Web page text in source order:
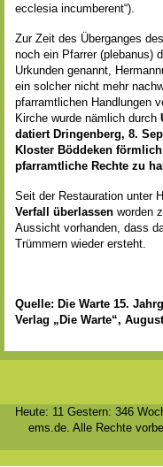
ecclesia incumberent“).
Zur Zeit des Überganges
noch ein Pfarrer (plebanus)
Urkunden genannt,
ein solcher nicht mehr
pfarramtlichen Handlungen
Kirche wurde nämlich durch
datiert Dringenberg, 8.
Kloster Böddeken
pfarramtliche Rechte zu
Seit der Restauration unter
Verfall überlassen worden
Aussicht vorhanden, dass
Trümmern wieder ersteht.
Quelle: Die Warte 15.
Verlag „Die Warte“,
Heute: 11 Gestern: 346
ems.de. Alle Rechte